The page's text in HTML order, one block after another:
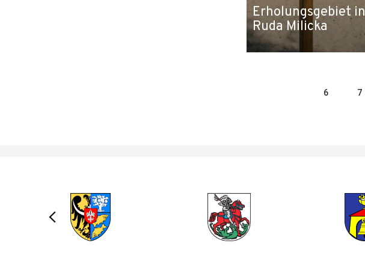
Erholungsgebiet in
Ruda Milicka
6 7